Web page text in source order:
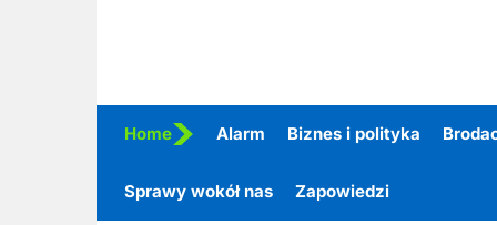
Home Alarm Biznes i polityka
Sprawy wokół nas Zapowiedzi